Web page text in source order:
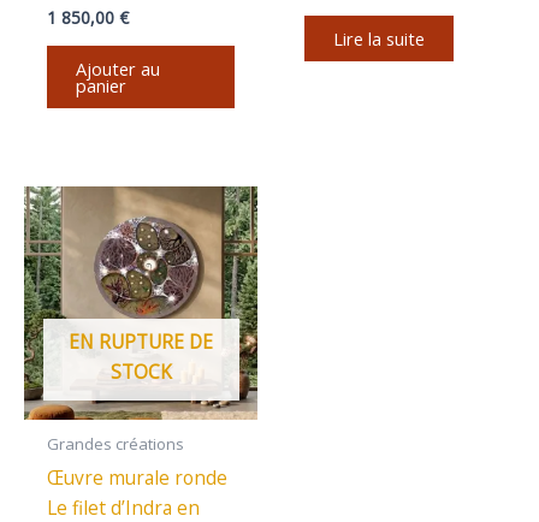
1 850,00 €
Ajouter au
panier
Lire la suite
EN RUPTURE DE
STOCK
Grandes créations
Œuvre murale ronde
Le filet d’Indra en